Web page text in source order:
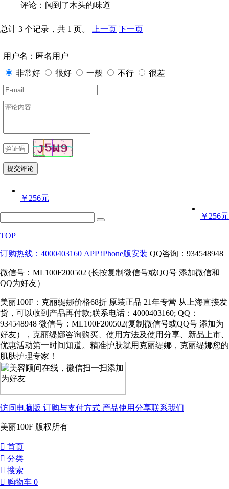
评论：闻到了木头的味道
总计 3 个记录，共 1 页。 上一页 下一页
用户名：匿名用户
非常好
很好 一般 不行 很差
￥256元
￥256元
TOP
订购热线：4000403160 APP iPhone版安装 QQ咨询：934548948
微信号：ML100F200502 (长按复制微信号或QQ号 添加微信和
QQ为好友）
美丽100F：克丽缇娜价格68折 原装正品 21年专营 从上海直接发
货，可以收到产品再付款;联系电话：4000403160; QQ：
934548948 微信号：ML100F200502(复制微信号或QQ号 添加为
好友），克丽缇娜咨询购买、使用方法及使用分享、新品上市、
优惠活动第一时间知道。精准护肤就用克丽缇娜，克丽缇娜您的
肌肤护理专家！
访问电脑版 订购与支付方式 产品使用分享联系我们
美丽100F 版权所有
󰀁 首页
󰀂 分类
󰀃 搜索
󰀄 购物车 0